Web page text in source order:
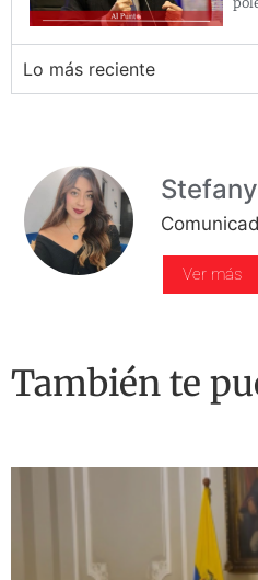
Lo más reciente
Ver más
También te